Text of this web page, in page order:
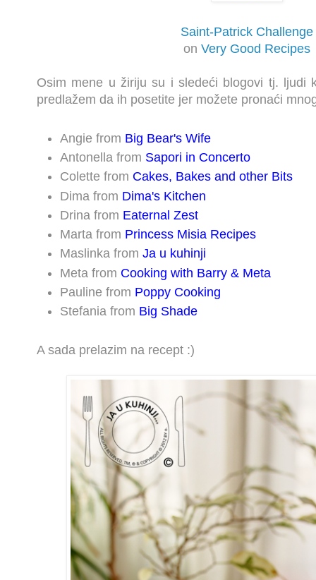
Saint-Patrick Challenge
on Very Good Recipes
Osim mene u žiriju su i sledeći blogovi tj. ljudi
predlažem da ih posetite jer možete pronaći
Angie from Big Bear's Wife
Antonella from Sapori in Concerto
Colette from Cakes, Bakes and other Bits
Dima from Dima's Kitchen
Drina from Eaternal Zest
Marta from Princess Misia Recipes
Maslinka from Ja u kuhinji
Meta from Cooking with Barry & Meta
Pauline from Poppy Cooking
Stefania from Big Shade
A sada prelazim na recept :)